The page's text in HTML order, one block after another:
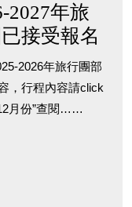
2027年旅
接受報名
2026年旅行團部
，行程內容請click
月份”查閱……